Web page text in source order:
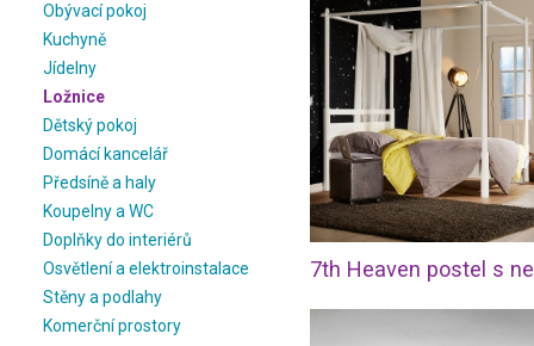
Obývací pokoj
Kuchyně
Jídelny
Ložnice
Dětský pokoj
Domácí kancelář
Předsíně a haly
Koupelny a WC
Doplňky do interiérů
Osvětlení a elektroinstalace
Stěny a podlahy
Komerční prostory